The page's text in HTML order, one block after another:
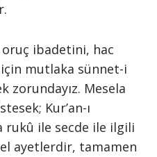
ibadetini, hac
mutlaka sünnet-i
zorundayız. Mesela
Kur’an-ı
rukû ile secde ile ilgili
ayetlerdir, tamamen